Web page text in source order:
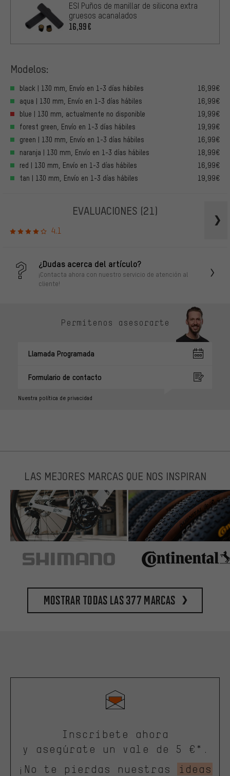
ESI Puños de manillar de silicona extra
gruesos acanalados
16,99€
Modelos:
black | 130 mm, Envío en 1-3 días hábiles
16,99€
aqua | 130 mm, Envío en 1-3 días hábiles
16,99€
blue | 130 mm, actualmente no disponible
19,99€
forest green, Envío en 1-3 días hábiles
19,99€
green | 130 mm, Envío en 1-3 días hábiles
16,99€
naranja | 130 mm, Envío en 1-3 días hábiles
18,99€
red | 130 mm, Envío en 1-3 días hábiles
16,99€
tan | 130 mm, Envío en 1-3 días hábiles
19,99€
EVALUACIONES (21)
4.1
¿Dudas acerca del artículo?
¡Contacta ahora con nuestro servicio de atención al
cliente!
Permítenos asesorarte
Llamada Programada
Formulario de contacto
Nuestra política de privacidad
LAS MEJORES MARCAS QUE NOS INSPIRAN
Mostrar todas las 377 marcas
Inscríbete ahora
y asegúrate un vale de 5 €*.
¡No te pierdas nuestras
ideas